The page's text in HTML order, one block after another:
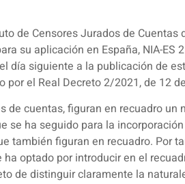
de Censores Jurados de Cuentas
su aplicación en España, NIA-ES
día siguiente a la publicación de
el Real Decreto 2/2021, de 12
de cuentas, figuran en recuadro un
se ha seguido para la
también figuran en recuadro. Por
optado por introducir en el
de distinguir claramente la